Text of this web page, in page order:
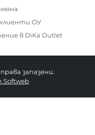
клиенти ОУ
в DiKa Outlet
запазени.
Softweb